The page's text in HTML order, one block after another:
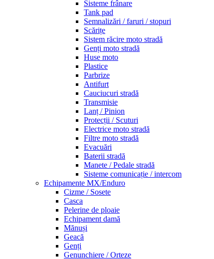
Sisteme frânare
Tank pad
Semnalizări / faruri / stopuri
Scărițe
Sistem răcire moto stradă
Genți moto stradă
Huse moto
Plastice
Parbrize
Antifurt
Cauciucuri stradă
Transmisie
Lanț / Pinion
Protecții / Scuturi
Electrice moto stradă
Filtre moto stradă
Evacuări
Baterii stradă
Manete / Pedale stradă
Sisteme comunicație / intercom
Echipamente MX/Enduro
Cizme / Sosete
Casca
Pelerine de ploaie
Echipament damă
Mănuși
Geacă
Genți
Genunchiere / Orteze